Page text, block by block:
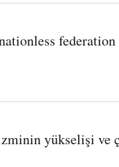
yükselişi ve